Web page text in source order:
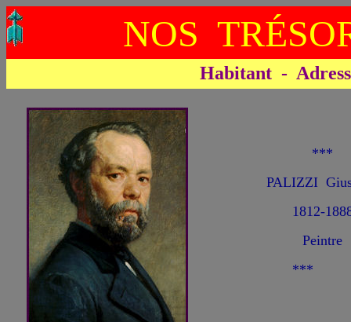
NOS
Habitant -
***
PALIZZI
1812-
Peintre
***